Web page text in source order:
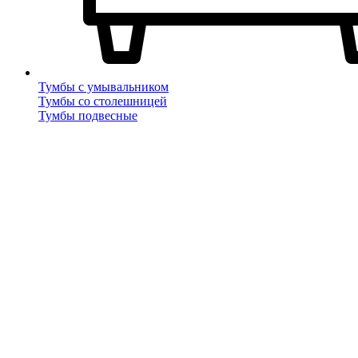
Тумбы с умывальником
Тумбы со столешницей
Тумбы подвесные